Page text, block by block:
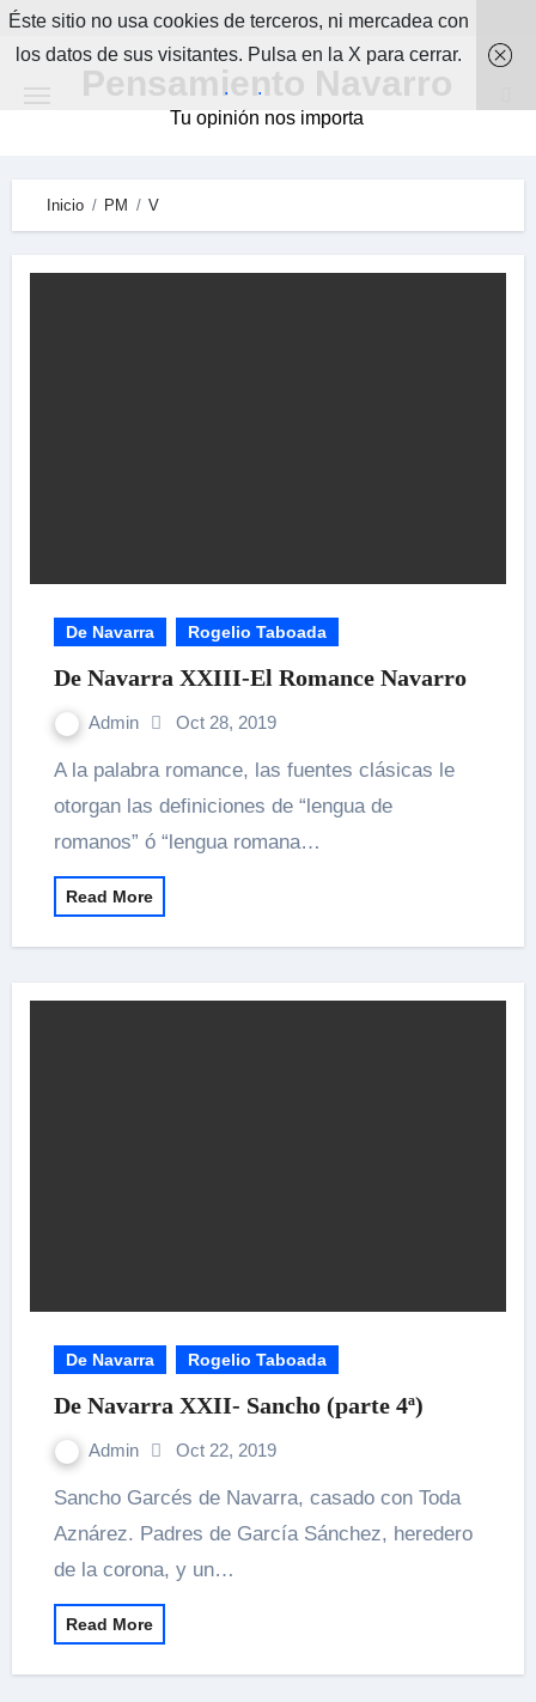
Skip
Pensamiento Navarro
Tu opinión nos importa
Inicio PM V
De Navarra Rogelio Taboada
De Navarra XXIII-El Romance Navarro
Admin Oct 28, 2019
A la palabra romance, las fuentes clásicas le
otorgan las definiciones de “lengua de
romanos” ó “lengua romana…
Read More
De Navarra Rogelio Taboada
De Navarra XXII- Sancho (parte 4ª)
Admin Oct 22, 2019
Sancho Garcés de Navarra, casado con Toda
Aznárez. Padres de García Sánchez, heredero
de la corona, y un…
Read More
Éste sitio no usa cookies de terceros, ni mercadea con
los datos de sus visitantes. Pulsa en la X para cerrar.
.
.